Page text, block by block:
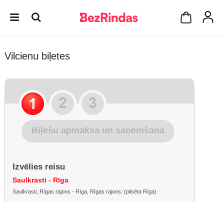
Vilcienu biļetes
Biļešu apmaksa un saņemšana
Izvēlies reisu
Saulkrasti - Rīga
Saulkrasti, Rīgas rajons - Rīga, Rīgas rajons: (pilsēta Rīga)